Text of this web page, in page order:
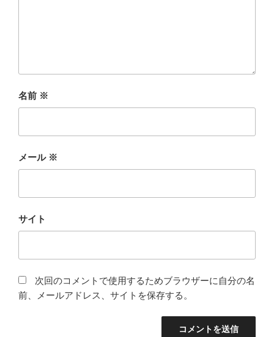
名前 ※
メール ※
サイト
次回のコメントで使用するためブラウザーに自分の名
前、メールアドレス、サイトを保存する。